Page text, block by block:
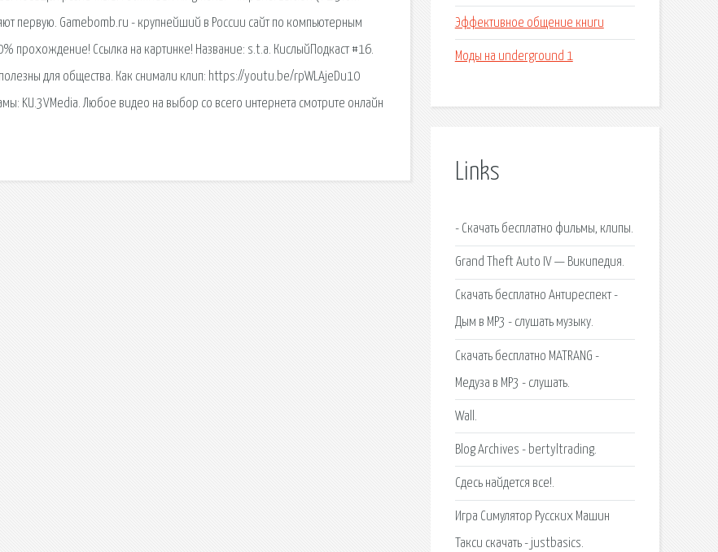
первую. Gamebomb.ru - крупнейший в России сайт по компьютерным
прохождение! Ссылка на картинке! Название: s.t.a. КислыйПодкаст #16.
для общества. Как снимали клип: https://youtu.be/rpWLAjeDu10
KU.3VMedia. Любое видео на выбор со всего интернета смотрите онлайн
Эффективное общение книги
Моды на underground 1
Links
- Скачать бесплатно фильмы, клипы.
Grand Theft Auto IV — Википедия.
Скачать бесплатно Антиреспект -
Дым в MP3 - слушать музыку.
Скачать бесплатно MATRANG -
Медуза в MP3 - слушать.
Wall.
Blog Archives - bertyltrading.
Сдесь найдется все!.
Игра Симулятор Русских Машин
Такси скачать - justbasics.